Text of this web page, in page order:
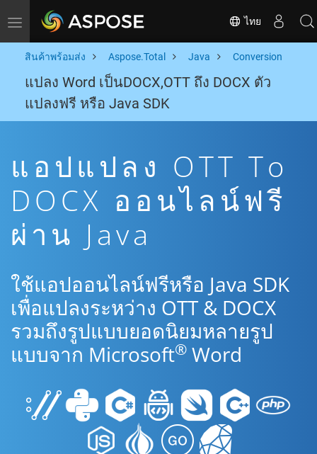
Toggle navigation ไทย
สินค้าพร้อมส่ง Aspose.Total Java Conversion
แปลง Word เป็นDOCX,OTT ถึง DOCX ตัว
แปลงฟรี หรือ Java SDK
แอปแปลง OTT To
DOCX ออนไลน์ฟรี
ผ่าน Java
ใช้แอปออนไลน์ฟรีหรือ Java SDK
เพื่อแปลงระหว่าง OTT & DOCX
รวมถึงรูปแบบยอดนิยมหลายรูป
แบบจาก Microsoft® Word